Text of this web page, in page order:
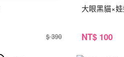
$ 390
大眼黑貓×
NT$ 100